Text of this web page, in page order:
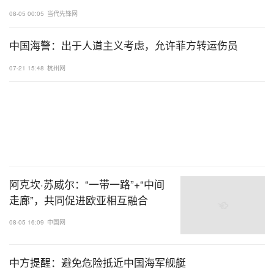
08-05 00:05 当代先锋网
中国海警：出于人道主义考虑，允许菲方转运伤员
07-21 15:48 杭州网
阿克坎·苏威尔：“一带一路”+“中间
走廊”，共同促进欧亚相互融合
08-05 16:09 中国网
中方提醒：避免危险抵近中国海军舰艇